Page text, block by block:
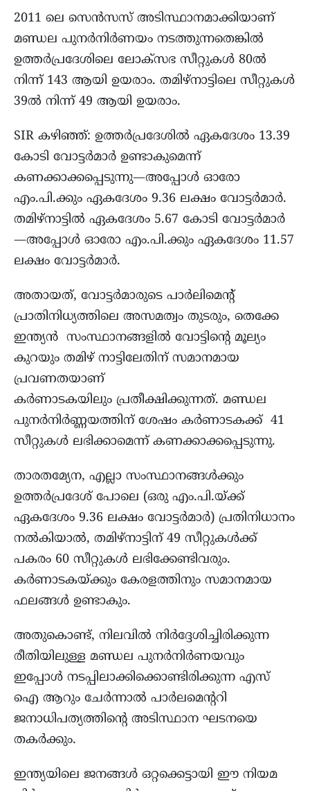
2011 ലെ സെൻസസ് അടിസ്ഥാനമാക്കിയാണ്
മണ്ഡല പുനർനിർണയം നടത്തുന്നതെങ്കിൽ
ഉത്തർപ്രദേശിലെ ലോക്സഭ സീറ്റുകൾ 80ൽ
നിന്ന് 143 ആയി ഉയരാം. തമിഴ്നാട്ടിലെ സീറ്റുകൾ
39ൽ നിന്ന് 49 ആയി ഉയരാം.
SIR കഴിഞ്ഞ്: ഉത്തർപ്രദേശിൽ ഏകദേശം 13.39
കോടി വോട്ടർമാർ ഉണ്ടാകുമെന്ന്
കണക്കാക്കപ്പെടുന്നു—അപ്പോൾ ഓരോ
എം.പി.ക്കും ഏകദേശം 9.36 ലക്ഷം വോട്ടർമാർ.
തമിഴ്നാട്ടിൽ ഏകദേശം 5.67 കോടി വോട്ടർമാർ
—അപ്പോൾ ഓരോ എം.പി.ക്കും ഏകദേശം 11.57
ലക്ഷം വോട്ടർമാർ.
അതായത്, വോട്ടർമാരുടെ പാർലിമെന്റ്
പ്രാതിനിധ്യത്തിലെ അസമത്വം തുടരും, തെക്കേ
ഇന്ത്യൻ സംസ്ഥാനങ്ങളിൽ വോട്ടിന്റെ മൂല്യം
കുറയും തമിഴ് നാട്ടിലേതിന് സമാനമായ
പ്രവണതയാണ്
കർണാടകയിലും പ്രതീക്ഷിക്കുന്നത്. മണ്ഡല
പുനർനിർണ്ണയത്തിന് ശേഷം കർണാടകക്ക് 41
സീറ്റുകൾ ലഭിക്കാമെന്ന് കണക്കാക്കപ്പെടുന്നു.
താരതമ്യേന, എല്ലാ സംസ്ഥാനങ്ങൾക്കും
ഉത്തർപ്രദേശ് പോലെ (ഒരു എം.പി.യ്ക്ക്
ഏകദേശം 9.36 ലക്ഷം വോട്ടർമാർ) പ്രതിനിധാനം
നൽകിയാൽ, തമിഴ്നാട്ടിന് 49 സീറ്റുകൾക്ക്
പകരം 60 സീറ്റുകൾ ലഭിക്കേണ്ടിവരും.
കർണാടകയ്ക്കും കേരളത്തിനും സമാനമായ
ഫലങ്ങൾ ഉണ്ടാകും.
അതുകൊണ്ട്, നിലവിൽ നിർദ്ദേശിച്ചിരിക്കുന്ന
രീതിയിലുള്ള മണ്ഡല പുനർനിർണയവും
ഇപ്പോൾ നടപ്പിലാക്കിക്കൊണ്ടിരിക്കുന്ന എസ്
ഐ ആറും ചേർന്നാൽ പാർലമെന്ററി
ജനാധിപത്യത്തിന്റെ അടിസ്ഥാന ഘടനയെ
തകർക്കും.
ഇന്ത്യയിലെ ജനങ്ങൾ ഒറ്റക്കെട്ടായി ഈ നിയമ